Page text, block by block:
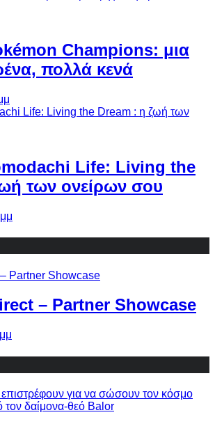
Champions: μια
πολλά κενά
Life: Living the
των ονείρων σου
– Partner Showcase